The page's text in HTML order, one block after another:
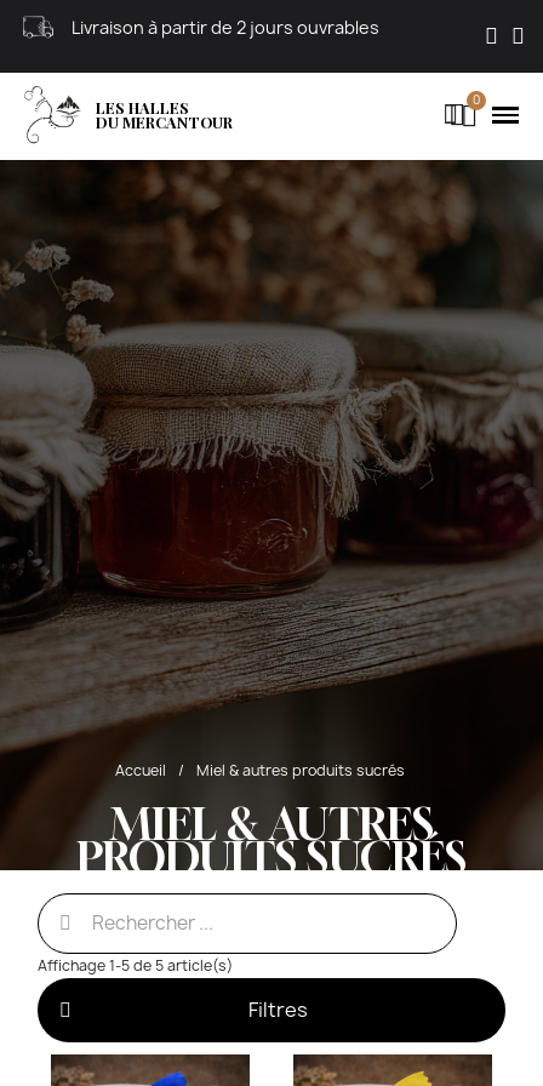
Livraison à partir de 2 jours ouvrables
LES HALLES
DU MERCANTOUR
Accueil Miel & autres produits sucrés
MIEL & AUTRES
PRODUITS SUCRÉS
Affichage 1-5 de 5 article(s)
Filtres
Panneau de gestion des cookies